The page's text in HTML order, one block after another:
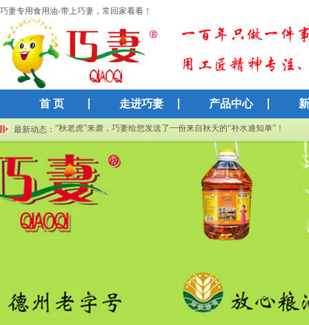
巧妻专用食用油-带上巧妻，常回家看看！
首 页 走进巧妻 产品中心
最新动态：
巧妻集团再获高新技术企业认证：以科技创新赋能传统粮油产业
“秋老虎”来袭，巧妻给您发送了一份来自秋天的“补水通知单”！